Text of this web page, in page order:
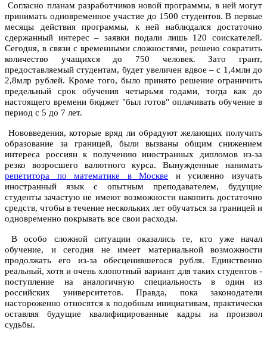
Согласно планам разработчиков новой программы, в ней могут
принимать одновременное участие до 1500 студентов. В первые
месяцы действия программы, к ней наблюдался достаточно
сдержанный интерес – заявки подали лишь 120 соискателей.
Сегодня, в связи с временными сложностями, решено сократить
количество учащихся до 750 человек. Зато грант,
предоставляемый студентам, будет увеличен вдвое – с 1,4млн до
2,8млр рублей. Кроме того, было принято решение ограничить
предельный срок обучения четырьмя годами, тогда как до
настоящего времени бюджет "был готов" оплачивать обучение в
период с 5 до 7 лет.
Нововведения, которые вряд ли обрадуют желающих получить
образование за границей, были вызваны общим снижением
интереса россиян к получению иностранных дипломов из-за
резко возросшего валютного курса. Вынужденные нанимать
репетитора по математике в Москве и усиленно изучать
иностранный язык с опытным преподавателем, будущие
студенты зачастую не имеют возможности накопить достаточно
средств, чтобы в течение нескольких лет обучаться за границей и
одновременно покрывать все свои расходы.
В особо сложной ситуации оказались те, кто уже начал
обучение, и сегодня не имеет материальной возможности
продолжать его из-за обесценившегося рубля. Единственно
реальный, хотя и очень хлопотный вариант для таких студентов -
поступление на аналогичную специальность в один из
российских университетов. Правда, пока законодатели
настороженно относятся к подобным инициативам, практически
оставляя будущие квалифицированные кадры на произвол
судьбы.